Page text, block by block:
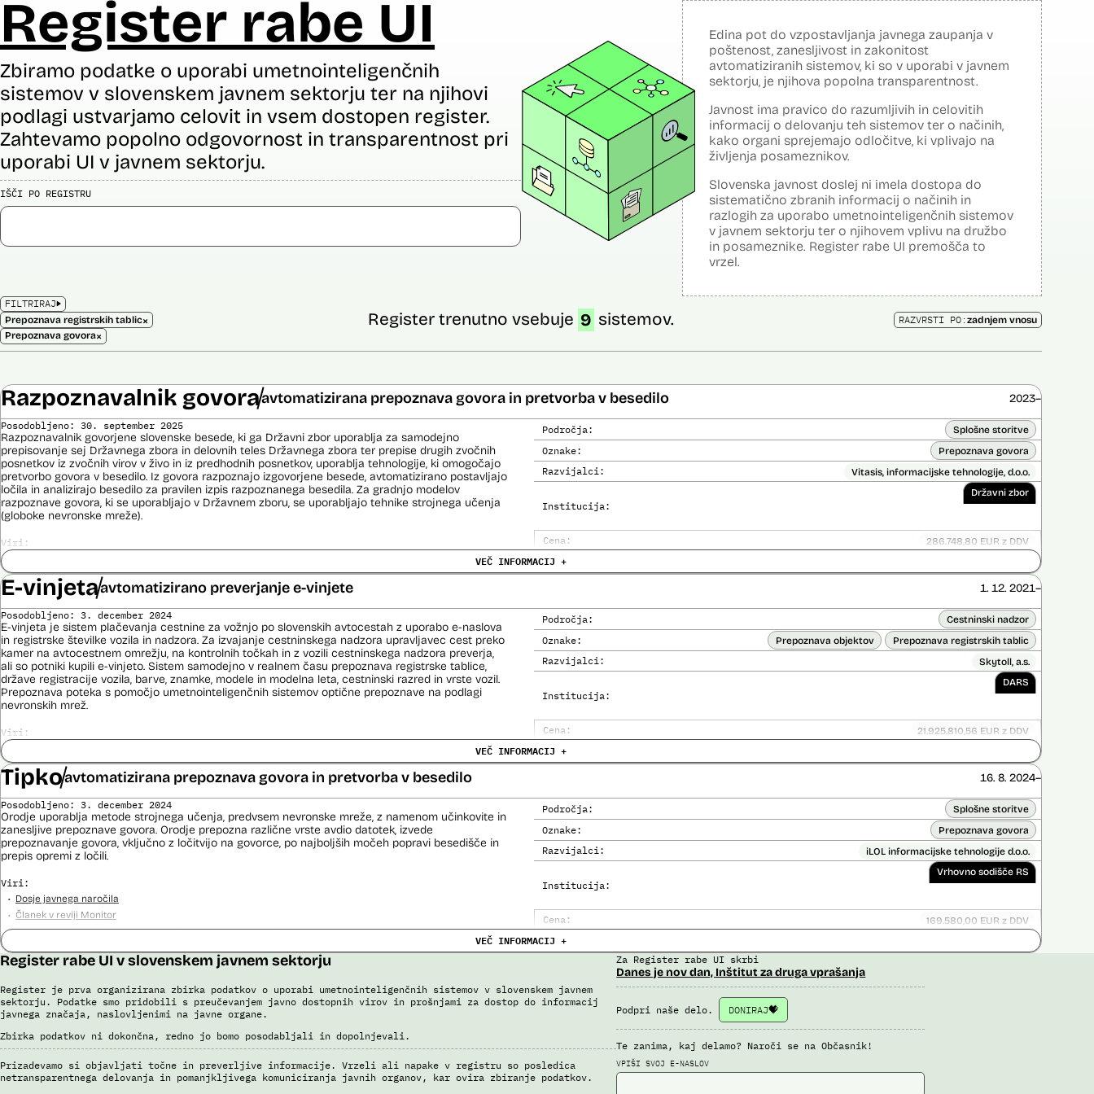
Register rabe UI
Zbiramo podatke o uporabi umetnointeligenčnih
sistemov v slovenskem javnem sektorju ter na njihovi
podlagi ustvarjamo celovit in vsem dostopen register.
Zahtevamo popolno odgovornost in transparentnost pri
uporabi UI v javnem sektorju.
IŠČI PO REGISTRU
Edina pot do vzpostavljanja javnega zaupanja v
poštenost, zanesljivost in zakonitost
avtomatiziranih sistemov, ki so v uporabi v javnem
sektorju, je njihova popolna transparentnost.
Javnost ima pravico do razumljivih in celovitih
informacij o delovanju teh sistemov ter o načinih,
kako organi sprejemajo odločitve, ki vplivajo na
življenja posameznikov.
Slovenska javnost doslej ni imela dostopa do
sistematično zbranih informacij o načinih in
razlogih za uporabo umetnointeligenčnih sistemov
v javnem sektorju ter o njihovem vplivu na družbo
in posameznike. Register rabe UI premošča to
vrzel.
FILTRIRAJ
Prepoznava registrskih tablic×
Prepoznava govora×
Register trenutno vsebuje 9 sistemov. RAZVRSTI PO:zadnjem vnosu
Razpoznavalnik govoraavtomatizirana prepoznava govora in pretvorba v besedilo 2023–
Področja: Splošne storitve
Oznake: Prepoznava govora
Razvijalci: Vitasis, informacijske tehnologije, d.o.o.
Institucija:
Državni zbor
Cena: 286.748,80 EUR z DDV
Trajanje licence:
Ne
Posodobljeno: 30. september 2025
Razpoznavalnik govorjene slovenske besede, ki ga Državni zbor uporablja za samodejno
prepisovanje sej Državnega zbora in delovnih teles Državnega zbora ter prepise drugih zvočnih
posnetkov iz zvočnih virov v živo in iz predhodnih posnetkov, uporablja tehnologije, ki omogočajo
pretvorbo govora v besedilo. Iz govora razpoznajo izgovorjene besede, avtomatizirano postavljajo
ločila in analizirajo besedilo za pravilen izpis razpoznanega besedila. Za gradnjo modelov
razpoznave govora, ki se uporabljajo v Državnem zboru, se uporabljajo tehnike strojnega učenja
(globoke nevronske mreže).
Viri:
Pogodba za nakup
VEČ INFORMACIJ +
E-vinjetaavtomatizirano preverjanje e-vinjete 1. 12. 2021–
Področja: Cestninski nadzor
Oznake: Prepoznava objektov Prepoznava registrskih tablic
Razvijalci: Skytoll, a.s.
Institucija:
DARS
Cena: 21.925.810,56 EUR z DDV
Analiza učinka na človekove pravice opravljena:
Da ?
Posodobljeno: 3. december 2024
E-vinjeta je sistem plačevanja cestnine za vožnjo po slovenskih avtocestah z uporabo e-naslova
in registrske številke vozila in nadzora. Za izvajanje cestninskega nadzora upravljavec cest preko
kamer na avtocestnem omrežju, na kontrolnih točkah in z vozili cestninskega nadzora preverja,
ali so potniki kupili e-vinjeto. Sistem samodejno v realnem času prepoznava registrske tablice,
države registracije vozila, barve, znamke, modele in modelna leta, cestninski razred in vrste vozil.
Prepoznava poteka s pomočjo umetnointeligenčnih sistemov optične prepoznave na podlagi
nevronskih mrež.
Viri:
Odgovor na zahtevek za informacije javnega značaja
Pogodba za izdelavo sistema E-vinjeta
Ocena učinka na osebne podatke
Potek procesa nadzora E-vinjet
VEČ INFORMACIJ +
Tipkoavtomatizirana prepoznava govora in pretvorba v besedilo 16. 8. 2024–
Področja: Splošne storitve
Oznake: Prepoznava govora
Razvijalci: iLOL informacijske tehnologije d.o.o.
Institucija:
Vrhovno sodišče RS
Cena: 169.580,00 EUR z DDV
Trajanje licence:
Analiza učinka na človekove pravice opravljena:
Analiza učinka na osebne podatke opravljena:
Posodobljeno: 3. december 2024
Orodje uporablja metode strojnega učenja, predvsem nevronske mreže, z namenom učinkovite in
zanesljive prepoznave govora. Orodje prepozna različne vrste avdio datotek, izvede
prepoznavanje govora, vključno z ločitvijo na govorce, po najboljših močeh popravi besedišče in
prepis opremi z ločili.
Viri:
Dosje javnega naročila
Članek v reviji Monitor
Odgovor na zahtevo za dostop do informacij javnega značaja
VEČ INFORMACIJ +
Register rabe UI v slovenskem javnem sektorju
Register je prva organizirana zbirka podatkov o uporabi umetnointeligenčnih sistemov v slovenskem javnem
sektorju. Podatke smo pridobili s preučevanjem javno dostopnih virov in prošnjami za dostop do informacij
javnega značaja, naslovljenimi na javne organe.
Zbirka podatkov ni dokončna, redno jo bomo posodabljali in dopolnjevali.
Prizadevamo si objavljati točne in preverljive informacije. Vrzeli ali napake v registru so posledica
netransparentnega delovanja in pomanjkljivega komuniciranja javnih organov, kar ovira zbiranje podatkov.
Za Register rabe UI skrbi
Danes je nov dan, Inštitut za druga vprašanja
Podpri naše delo. DONIRAJ
Te zanima, kaj delamo? Naroči se na Občasnik!
VPIŠI SVOJ E-NASLOV